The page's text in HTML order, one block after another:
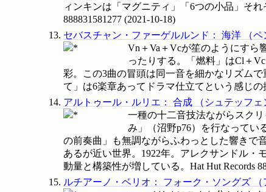
ィンキンは「マグニティ」「6つの小品」そ
888831581277 (2021-10-18)
セバスチャン・ファーゲルルンド ： 海洋 （ペ
Vn＋Va＋Vcが笙のようにすら
ったりする。「燃料」はCl＋
彩。この3曲の冒頭は同一音を細かなリズム
て」は6楽章あってドラマ仕立てという感じの
アルトゥール・ルリエ ： 合成 （ シュテッフ
一種の十二音技法ながらスク
み」（沼野p76）を行なってい
の前奏曲」も無調ながらふわっとした響きで
あるが近い世界。1922年。アレクサンドル・
動量と構築性が増している。Hat Hut Records
ルチアーノ・ベリオ ： フォーク・ソングズ （